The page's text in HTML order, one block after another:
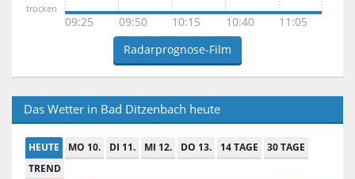
09:25 09:50 10:15 10:40 11:05
trocken
Radarprognose-Film
Das Wetter in Bad Ditzenbach heute
HEUTE MO 10. DI 11. MI 12. DO 13. 14 TAGE
30 TAGE
TREND